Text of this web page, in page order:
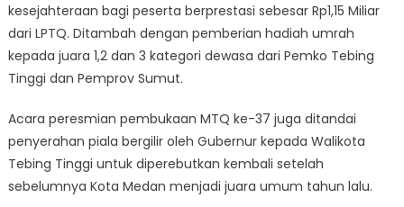
kesejahteraan bagi peserta berprestasi sebesar Rp1,15 Miliar
dari LPTQ. Ditambah dengan pemberian hadiah umrah
kepada juara 1,2 dan 3 kategori dewasa dari Pemko Tebing
Tinggi dan Pemprov Sumut.
Acara peresmian pembukaan MTQ ke-37 juga ditandai
penyerahan piala bergilir oleh Gubernur kepada Walikota
Tebing Tinggi untuk diperebutkan kembali setelah
sebelumnya Kota Medan menjadi juara umum tahun lalu.